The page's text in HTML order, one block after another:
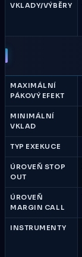
VKLADY/VÝBĚRY
MAXIMÁLNÍ
PÁKOVÝ EFEKT
MINIMÁLNÍ
VKLAD
TYP EXEKUCE
ÚROVEŇ STOP
OUT
ÚROVEŇ
MARGIN CALL
INSTRUMENTY